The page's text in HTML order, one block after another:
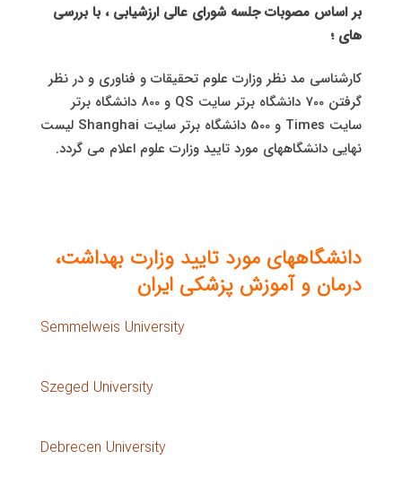
بر اساس مصوبات جلسه شورای عالی ارزشیابی ، با بررسی
های ؛
کارشناسی مد نظر وزارت علوم تحقیقات و فناوری و در نظر
گرفتن 700 دانشگاه برتر سایت QS و 800 دانشگاه برتر
سایت Times و 500 دانشگاه برتر سایت Shanghai لیست
نهایی دانشگاههای مورد تایید وزارت علوم اعلام می گردد.
دانشگاههای مورد تایید وزارت بهداشت،
درمان و آموزش پزشکی ایران
Semmelweis University
Szeged University
Debrecen University